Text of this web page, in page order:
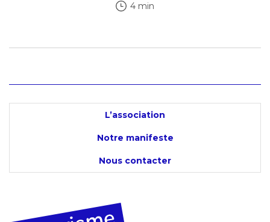
4 min
L’association
Notre manifeste
Nous contacter